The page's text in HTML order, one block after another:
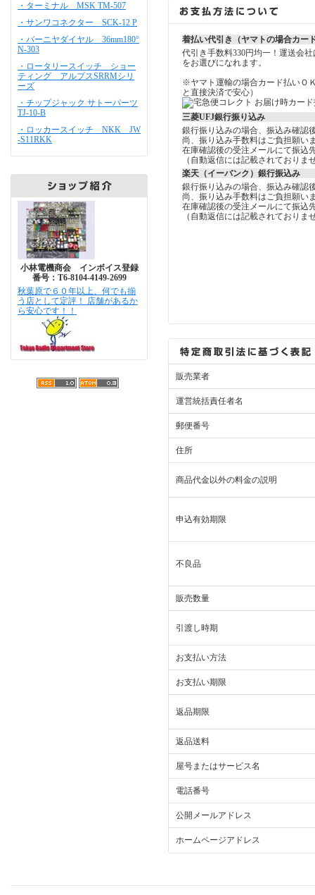
・ターミナル MSK TM-507
・サンワコネクター SCK-12 P
・バーニヤダイヤル 36mm180°
N-303
・ロータリースイッチ ショー
ティング アルプスSRRMシリ
ーズ
・チップジャック サトーパーツ
TJ-10-B
・ロッカースイッチ NKK JW
-S11RKK
小林電機商会 インボイス登録
番号：T6-8104-4149-2699
秋葉原で６０年以上、何でも揃
う店として定評！ 店舗があるか
ら安心です！！
着払い代引き（ヤマトの場合カー
代引き手数料330円均一！運送会
をお選びになれます。
※ヤマト運輸の場合カード払いＯ
と直接決済で安心）
三菱UFJ銀行振り込み
銀行振り込みの場合、振込み確認
尚、振り込み手数料はご負担願い
在庫確認後の受注メールにて振込
（自動返信には記載されておりま
楽天（イーバンク）銀行振込み
銀行振り込みの場合、振込み確認
尚、振り込み手数料はご負担願い
在庫確認後の受注メールにて振込
（自動返信には記載されておりま
販売業者
運営統括責任者名
郵便番号
住所
商品代金以外の料金の説明
申込有効期限
不良品
販売数量
引渡し時期
お支払い方法
お支払い期限
返品期限
返品送料
屋号またはサービス名
電話番号
公開メールアドレス
ホームページアドレス